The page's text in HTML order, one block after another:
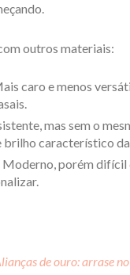
outros materiais:
caro e menos
mas sem o
brilho característico
Moderno, porém difícil
de ouro: arrase